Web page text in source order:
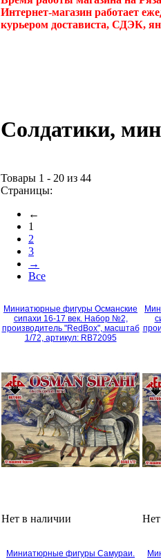
Интернет-магазин работает
курьером достависта, СДЭК,
Солдатики,
Товары 1 - 20 из 44
Страницы:
←
1
2
3
→
Все
Миниатюрные фигуры Османские
сипахи 16-17 век. Набор №2,
производитель "RedBox", масштаб
1/72, артикул: RB72095
Нет в наличии
Миниатюрные фигуры Самураи.